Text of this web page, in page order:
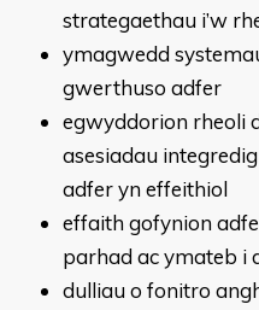
strategaethau i’w
ymagwedd
gwerthuso adfer
egwyddorion rheoli
asesiadau
adfer yn effeithiol
effaith gofynion
parhad ac ymateb i
dulliau o fonitro